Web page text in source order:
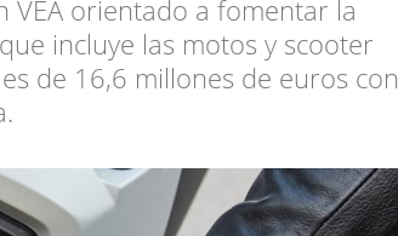
VEA orientado a fomentar la
incluye las motos y scooter
de 16,6 millones de euros con